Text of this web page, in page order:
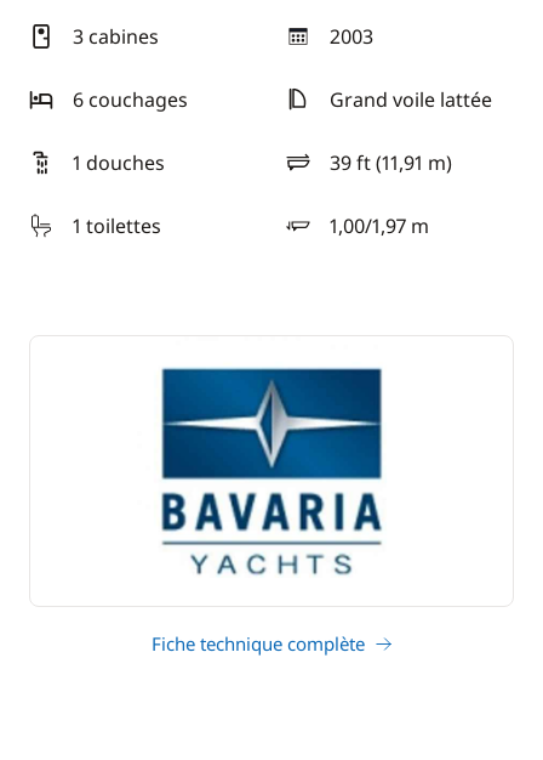
3 cabines 2003
année
6 couchages
Grand voile lattée
1 douches 39 ft (11,91 m)
longueur
1 toilettes
1,00/1,97 m
tirant d'eau
Fiche technique complète